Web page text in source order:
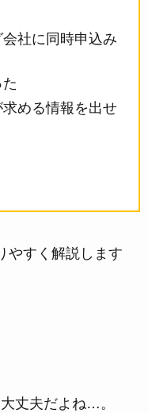
社に同時申込み
める情報を出せ
やすく解説します
丈夫だよね…。